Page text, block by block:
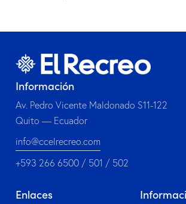
Información
Av. Pedro Vicente Maldonado S11-122
Quito — Ecuador
info@ccelrecreo.com
+593 266 6500 / 501 / 502
Enlaces